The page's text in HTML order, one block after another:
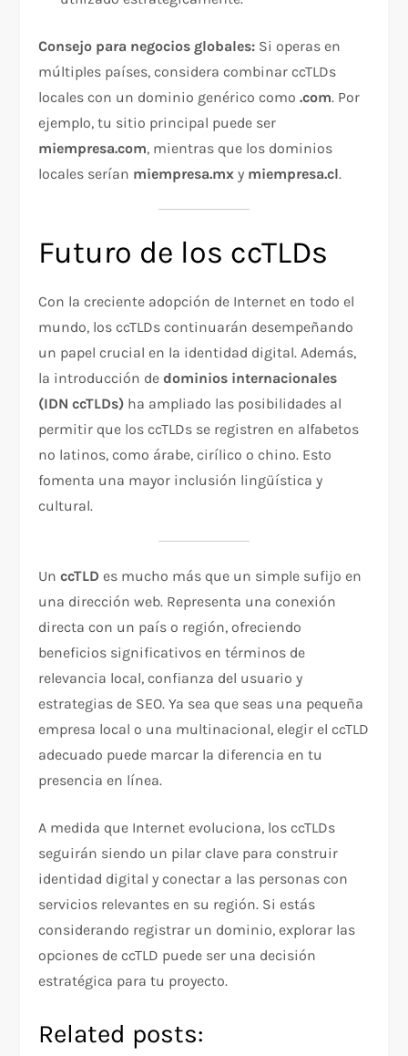
Consejo para negocios globales: Si operas en
múltiples países, considera combinar ccTLDs
locales con un dominio genérico como.com. Por
ejemplo, tu sitio principal puede ser
miempresa.com, mientras que los dominios
locales serían miempresa.mx y miempresa.cl.
Futuro de los ccTLDs
Con la creciente adopción de Internet en todo el
mundo, los ccTLDs continuarán desempeñando
un papel crucial en la identidad digital. Además,
la introducción dedominios internacionales
(IDN ccTLDs) ha ampliado las posibilidades al
permitir que los ccTLDs se registren en alfabetos
no latinos, como árabe, cirílico o chino. Esto
fomenta una mayor inclusión lingüística y
cultural.
UnccTLD es mucho más que un simple sufijo en
una dirección web. Representa una conexión
directa con un país o región, ofreciendo
beneficios significativos en términos de
relevancia local, confianza del usuario y
estrategias de SEO. Ya sea que seas una pequeña
empresa local o una multinacional, elegir el ccTLD
adecuado puede marcar la diferencia en tu
presencia en línea.
A medida que Internet evoluciona, los ccTLDs
seguirán siendo un pilar clave para construir
identidad digital y conectar a las personas con
servicios relevantes en su región. Si estás
considerando registrar un dominio, explorar las
opciones de ccTLD puede ser una decisión
estratégica para tu proyecto.
Related posts: